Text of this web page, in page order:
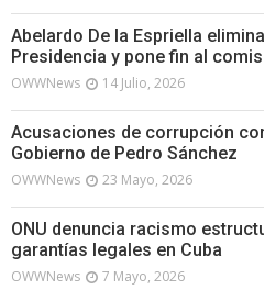
Abelardo De la Espriella
Presidencia y pone fin al
OWWNews 14 Julio, 2026
Acusaciones de corrupción
Gobierno de Pedro Sánchez
OWWNews 23 Mayo, 2026
ONU denuncia racismo
garantías legales en Cuba
OWWNews 7 Mayo, 2026